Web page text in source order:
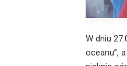
W dniu
oceanu”,